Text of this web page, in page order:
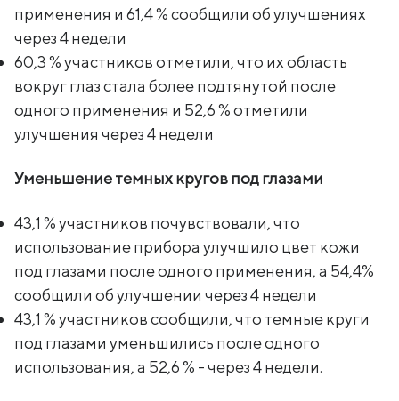
применения и 61,4 % сообщили об улучшениях
через 4 недели
60,3 % участников отметили, что их область
вокруг глаз стала более подтянутой после
одного применения и 52,6 % отметили
улучшения через 4 недели
Уменьшение темных кругов под глазами
43,1 % участников почувствовали, что
использование прибора улучшило цвет кожи
под глазами после одного применения, а 54,4%
сообщили об улучшении через 4 недели
43,1 % участников сообщили, что темные круги
под глазами уменьшились после одного
использования, а 52,6 % - через 4 недели.